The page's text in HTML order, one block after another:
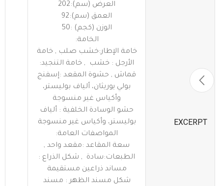
EXCERPT
العرض (سم):202
العمق (سم):92
الوزن (كجم) :50
الخامة:
خامة الإطار:خشب صلب , خامة
الأرجل : خشب , خامة التنجيد:
قماش , حشوة المقعد :إسفنج
بولي يوريثان، ألياف بوليستر،
وأكياس غير منسوجة
حشو الوسادة الخلفية : ألياف
بوليستر، وأكياس غير منسوجة
المواصفات العامة:
سعة المقاعد :مقعد واحد ,
الطبعات:سادة , شكل الذراع :
مساند ذراعين مستقيمة
شكل مسند الظهر : مسند